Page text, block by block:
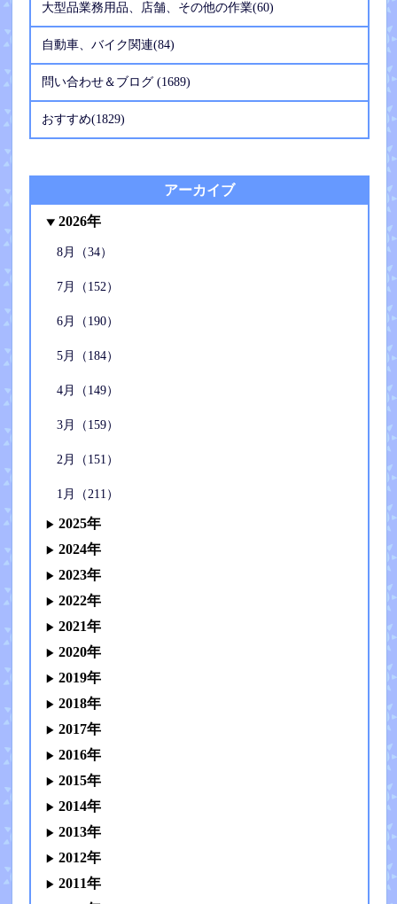
大型品業務用品、店舗、その他の作業(60)
自動車、バイク関連(84)
問い合わせ＆ブログ (1689)
おすすめ(1829)
アーカイブ
2026年
8月（34）
7月（152）
6月（190）
5月（184）
4月（149）
3月（159）
2月（151）
1月（211）
2025年
2024年
2023年
2022年
2021年
2020年
2019年
2018年
2017年
2016年
2015年
2014年
2013年
2012年
2011年